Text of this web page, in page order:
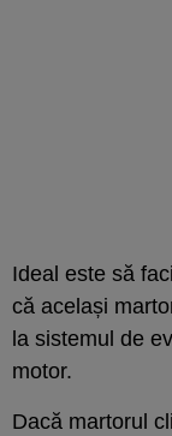
Ideal este să
că același
la sistemul de
motor.
Dacă martorul